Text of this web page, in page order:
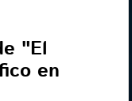
"El
en